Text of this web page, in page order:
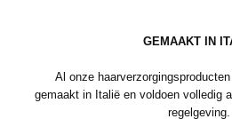
GEMAAKT IN
Al onze
gemaakt in Italië en voldoen volledig
regelgeving.